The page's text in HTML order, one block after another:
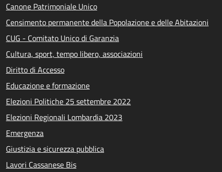
Canone Patrimoniale Unico
Censimento permanente della Popolazione e delle Abitazioni
CUG - Comitato Unico di Garanzia
Cultura, sport, tempo libero, associazioni
Diritto di Accesso
Educazione e formazione
Elezioni Politiche 25 settembre 2022
Elezioni Regionali Lombardia 2023
Emergenza
Giustizia e sicurezza pubblica
Lavori Cassanese Bis